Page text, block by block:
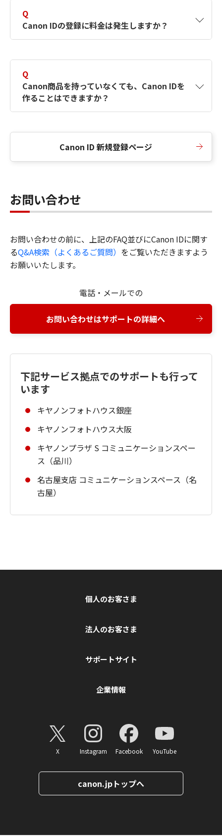
択したサービスから取得します。アカウントを
簡単に作成できるように、この情報を使用して
Canon IDの登録フォームを入力します。
Q
Canon IDの登録に料金は発生しますか？
Q
Canon商品を持っていなくても、Canon IDを
作ることはできますか？
Canon ID 新規登録ページ
お問い合わせ
お問い合わせの前に、上記のFAQ並びにCanon IDに関す
るQ&A検索（よくあるご質問） をご覧いただきますよう
お願いいたします。
電話・メールでの
お問い合わせはサポートの詳細へ
下記サービス拠点でのサポートも行って
います
キヤノンフォトハウス銀座
キヤノンフォトハウス大阪
キヤノンプラザ S コミュニケーションスペー
ス（品川）
名古屋支店 コミュニケーションスペース（名
古屋）
個人のお客さま
法人のお客さま
サポートサイト
企業情報
X Instagram Facebook YouTube
canon.jpトップへ